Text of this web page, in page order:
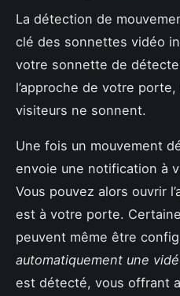
La détection de
clé des sonnettes vidéo
votre sonnette de
l’approche de votre
visiteurs ne sonnent.
Une fois un mouvement
envoie une notification à
Vous pouvez alors ouvrir
est à votre porte.
peuvent même être
automatiquement une
est détecté, vous offrant